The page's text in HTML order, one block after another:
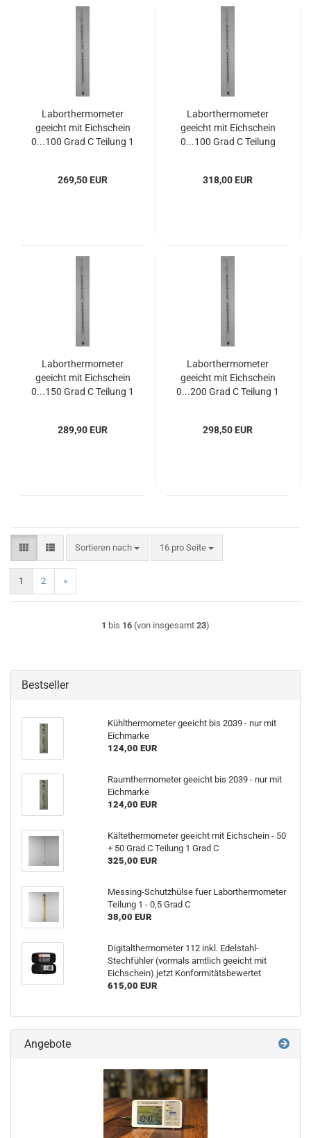
Laborthermometer
geeicht mit Eichschein
0...100 Grad C Teilung 1
269,50 EUR
Laborthermometer
geeicht mit Eichschein
0...100 Grad C Teilung
318,00 EUR
Laborthermometer
geeicht mit Eichschein
0...150 Grad C Teilung 1
289,90 EUR
Laborthermometer
geeicht mit Eichschein
0...200 Grad C Teilung 1
298,50 EUR
Sortieren nach
Sortieren nach 16 pro Seite
pro Seite
1 2 »
1 bis 16 (von insgesamt 23)
Bestseller
Kühlthermometer geeicht bis 2039 - nur mit
Eichmarke
124,00 EUR
Raumthermometer geeicht bis 2039 - nur mit
Eichmarke
124,00 EUR
Kältethermometer geeicht mit Eichschein - 50
+ 50 Grad C Teilung 1 Grad C
325,00 EUR
Messing-Schutzhülse fuer Laborthermometer
Teilung 1 - 0,5 Grad C
38,00 EUR
Digitalthermometer 112 inkl. Edelstahl-
Stechfühler (vormals amtlich geeicht mit
Eichschein) jetzt Konformitätsbewertet
615,00 EUR
Angebote